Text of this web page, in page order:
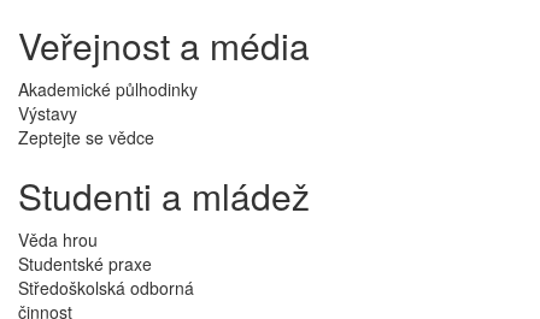
Veřejnost a média
Akademické půlhodinky
Výstavy
Zeptejte se vědce
Studenti a mládež
Věda hrou
Studentské praxe
Středoškolská odborná
činnost